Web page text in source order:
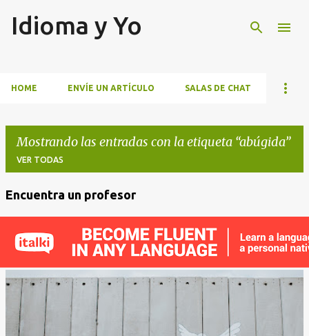
Idioma y Yo
HOME ENVÍE UN ARTÍCULO SALAS DE CHAT
Mostrando las entradas con la etiqueta abúgida
VER TODAS
r
a
Encuentra un profesor